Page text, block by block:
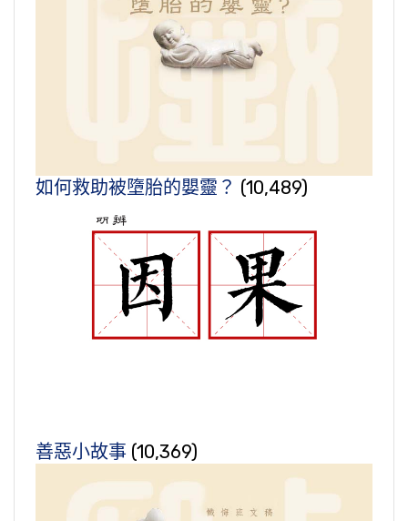
如何救助被墮胎的嬰靈？ (10,489)
善惡小故事 (10,369)